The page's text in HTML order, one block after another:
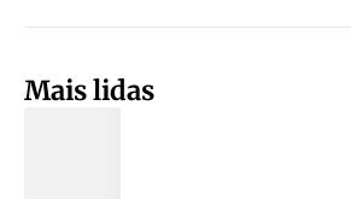
Mais lidas